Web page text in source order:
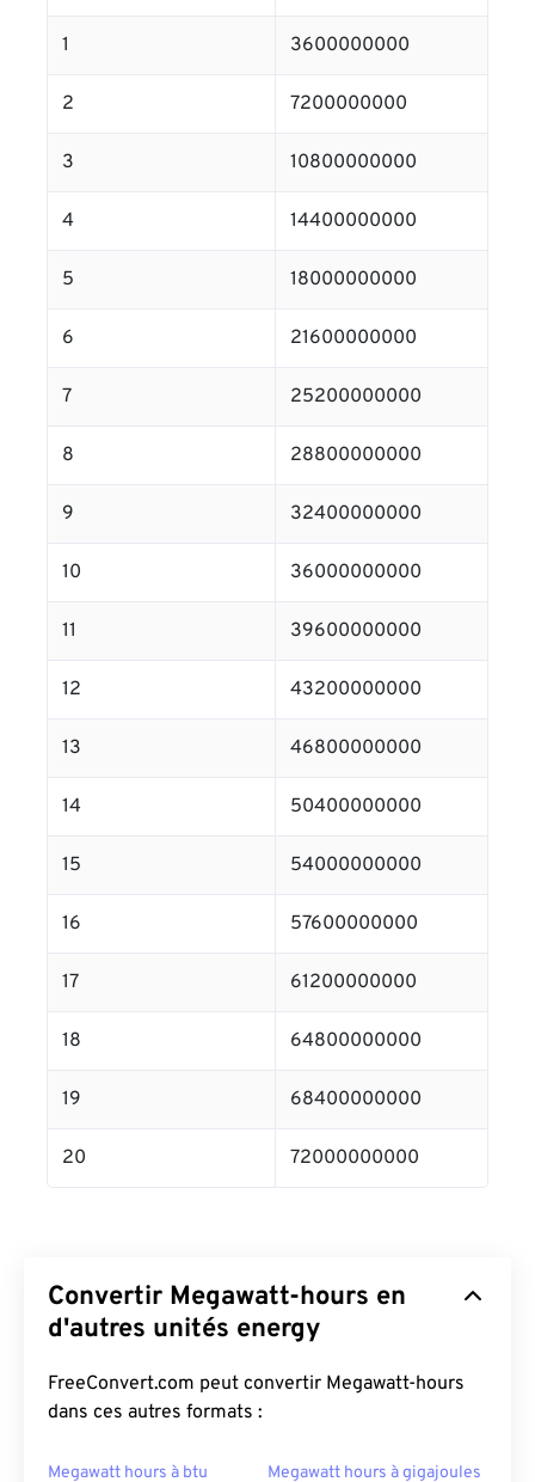
1 3600000000
2 7200000000
3 10800000000
4 14400000000
5 18000000000
6 21600000000
7 25200000000
8 28800000000
9 32400000000
10 36000000000
11 39600000000
12 43200000000
13 46800000000
14 50400000000
15 54000000000
16 57600000000
17 61200000000
18 64800000000
19 68400000000
20 72000000000
Convertir Megawatt-hours en
d'autres unités energy
FreeConvert.com peut convertir Megawatt-hours
dans ces autres formats :
Megawatt hours à btu Megawatt hours à gigajoules